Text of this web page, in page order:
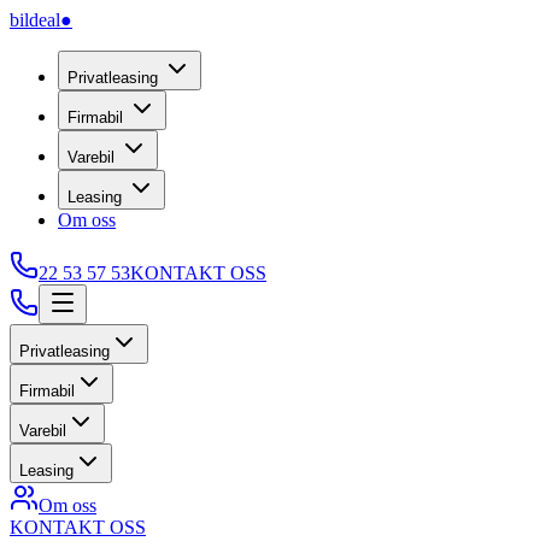
bildeal●
Privatleasing
Firmabil
Varebil
Leasing
Om oss
22 53 57 53KONTAKT OSS
Privatleasing
Firmabil
Varebil
Leasing
Om oss
KONTAKT OSS